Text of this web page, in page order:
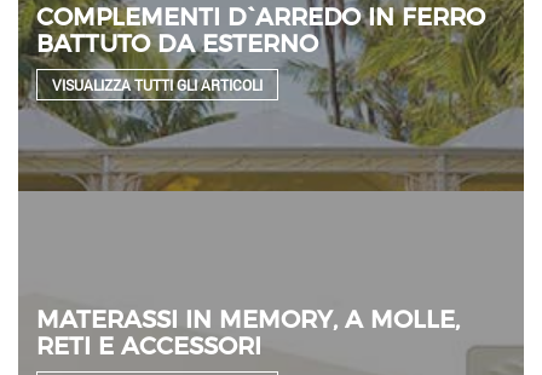
COMPLEMENTI D`ARREDO IN FERRO
BATTUTO DA ESTERNO
VISUALIZZA TUTTI GLI ARTICOLI
MATERASSI IN MEMORY, A MOLLE,
RETI E ACCESSORI